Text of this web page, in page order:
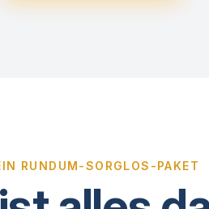
RUNDUM-SORGLOS-PAKET